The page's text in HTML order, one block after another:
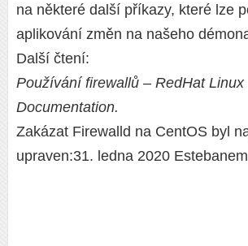
na některé další příkazy, které lze
aplikování změn na našeho
Další čtení:
Používání firewallů – RedHat Linux
Documentation.
Zakázat Firewalld na CentOS byl
upraven:31. ledna 2020